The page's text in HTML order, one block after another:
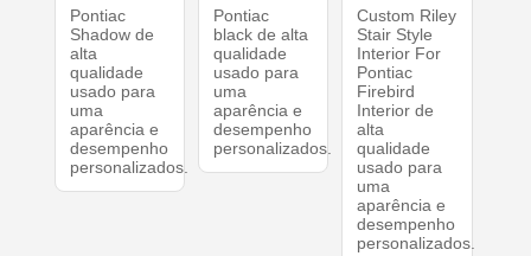
Pontiac
Shadow de
alta
qualidade
usado para
uma
aparência e
desempenho
personalizados.
Pontiac
black de alta
qualidade
usado para
uma
aparência e
desempenho
personalizados.
Custom Riley
Stair Style
Interior For
Pontiac
Firebird
Interior de
alta
qualidade
usado para
uma
aparência e
desempenho
personalizados.